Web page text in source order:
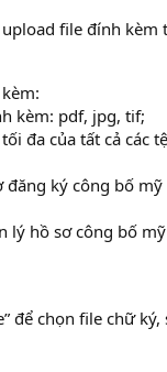
file đính kèm
kèm: pdf, jpg, tif;
đa của tất cả các
đăng ký công bố mỹ
lý hồ sơ công bố
để chọn file chữ